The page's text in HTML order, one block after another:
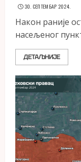
30. СЕПТЕМБАР 2024.
Након раније
насељеног
ДЕТАЉНИЈЕ